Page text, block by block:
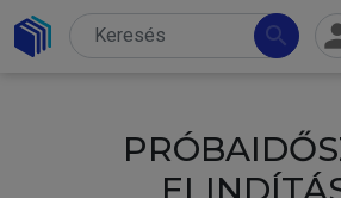
search